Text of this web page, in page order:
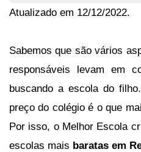
Atualizado em 12/12/2022.
Sabemos que são vários
responsáveis levam em
buscando a escola do
preço do colégio é o que
Por isso, o Melhor Escola
escolas mais baratas em